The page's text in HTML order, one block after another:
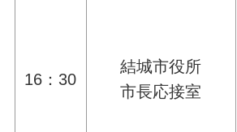
16：30
結城市役所
市長応接室